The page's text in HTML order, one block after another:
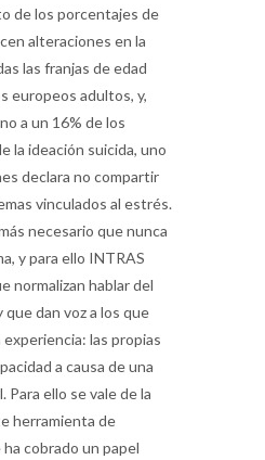
de los porcentajes de
alteraciones en la
las franjas de edad
europeos adultos, y,
a un 16% de los
la ideación suicida, uno
declara no compartir
vinculados al estrés.
necesario que nunca
y para ello INTRAS
normalizan hablar del
dan voz a los que
las propias
a causa de una
ello se vale de la
herramienta de
cobrado un papel